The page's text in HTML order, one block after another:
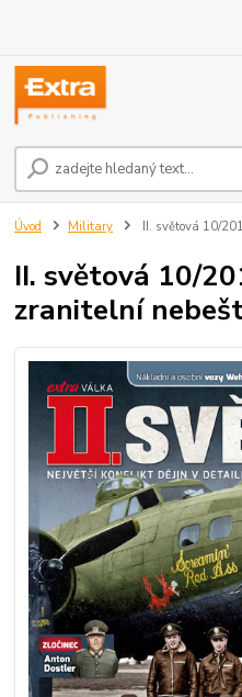
Úvod Military II. světová 10/
II. světová 10/
zranitelní